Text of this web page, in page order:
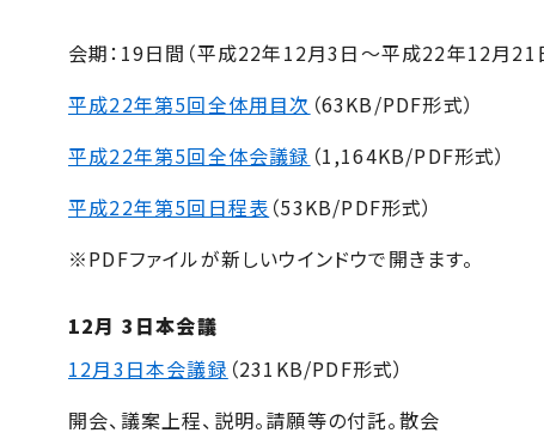
会期：19日間（平成22年12月3日〜平成22年12月21
平成22年第5回全体用目次 （63KB/PDF形式）
平成22年第5回全体会議録 （1,164KB/PDF形式）
平成22年第5回日程表 （53KB/PDF形式）
※PDFファイルが新しいウインドウで開きます。
12月 3日本会議
12月3日本会議録 （231KB/PDF形式）
開会、議案上程、説明。請願等の付託。散会